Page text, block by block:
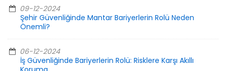
09-12-2024
Şehir Güvenliğinde Mantar Bariyerlerin Rolü Neden
Önemli?
06-12-2024
İş Güvenliğinde Bariyerlerin Rolü: Risklere Karşı Akıllı